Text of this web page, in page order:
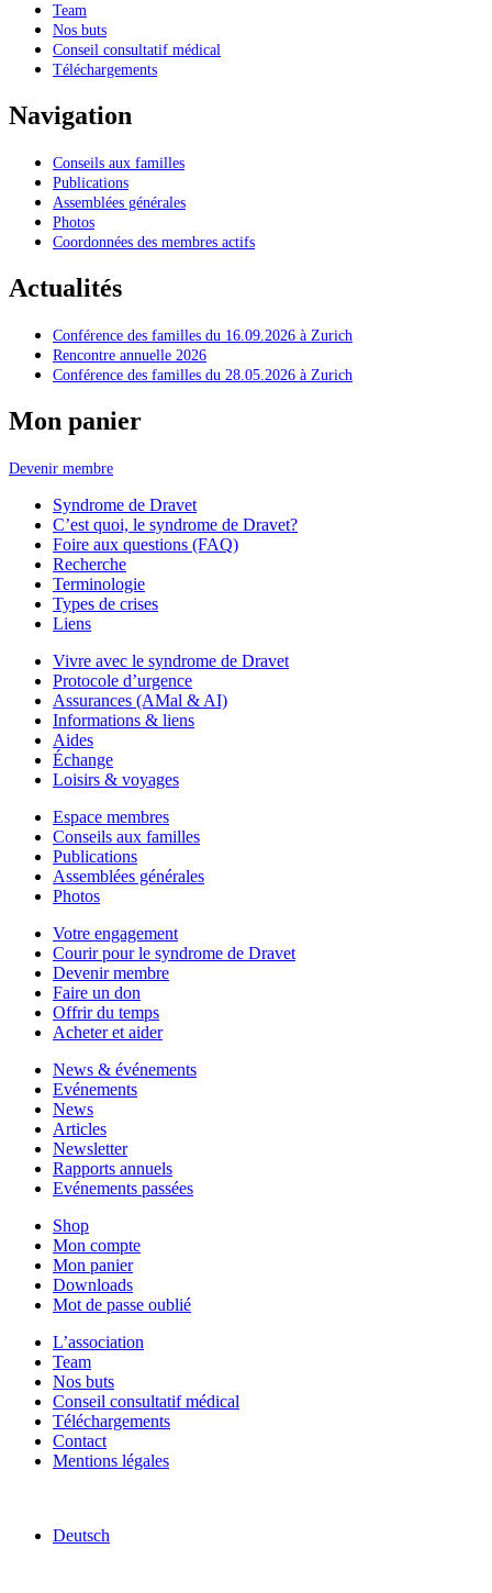
Team
Nos buts
Conseil consultatif médical
Téléchargements
Navigation
Conseils aux familles
Publications
Assemblées générales
Photos
Coordonnées des membres actifs
Actualités
Conférence des familles du 16.09.2026 à Zurich
Rencontre annuelle 2026
Conférence des familles du 28.05.2026 à Zurich
Mon panier
Devenir membre
Syndrome de Dravet
C’est quoi, le syndrome de Dravet?
Foire aux questions (FAQ)
Recherche
Terminologie
Types de crises
Liens
Vivre avec le syndrome de Dravet
Protocole d’urgence
Assurances (AMal & AI)
Informations & liens
Aides
Échange
Loisirs & voyages
Espace membres
Conseils aux familles
Publications
Assemblées générales
Photos
Votre engagement
Courir pour le syndrome de Dravet
Devenir membre
Faire un don
Offrir du temps
Acheter et aider
News & événements
Evénements
News
Articles
Newsletter
Rapports annuels
Evénements passées
Shop
Mon compte
Mon panier
Downloads
Mot de passe oublié
L’association
Team
Nos buts
Conseil consultatif médical
Téléchargements
Contact
Mentions légales
Deutsch